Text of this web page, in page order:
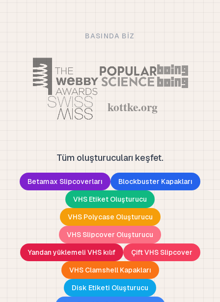
BASINDA BIZ
Tüm oluşturucuları keşfet.
Betamax Slipcoverları
Blockbuster Kapakları
VHS Etiket Oluşturucu
VHS Polycase Oluşturucu
VHS Slipcover Oluşturucu
Yandan yüklemeli VHS kılıf
Çift VHS Slipcover
VHS Clamshell Kapakları
Disk Etiketi Oluşturucu